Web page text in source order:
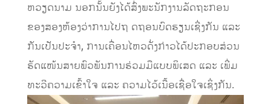
ຫວຽດນາມ ​ນອກນັ້ນຍັງໄດ້ສົ່ງພະນັກງານ​ລັດຖະກອນ​
ຂອງ​ສອງຫ້ອງວ່າການໄປຖ ດຖອນບົດຮຽນເຊີ່ງກັນ ແລະ
ກັນເປັນປະຈຳ, ​ການ​ເຄື່ອນ​ໄຫວ​ດັ່ງກ່າວ​ໄດ້​ປະກອບສ່ວນ​
ຮັດ​ແໜ້ນ​ສາຍພົວພັນການຮ່ວມມືແບບພິເສດ ​ແລະ ​ເພີ່ມ​
ທະວີ​ຄວາມ​ເຂົ້າ​ໃຈ ​ແລະ ຄວາມ​ໄວ້​ເນື້ອ​ເຊື່ອ​ໃຈ​ເຊິ່ງກັນ.